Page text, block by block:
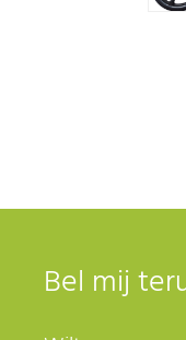
Bel mij